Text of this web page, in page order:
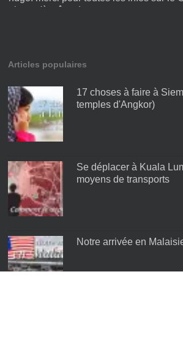
plus qu'à y être :) ...
Articles populaires
17 choses à faire à
temples d'Angkor)
Se déplacer à Kuala
moyens de transports
Notre arrivée en